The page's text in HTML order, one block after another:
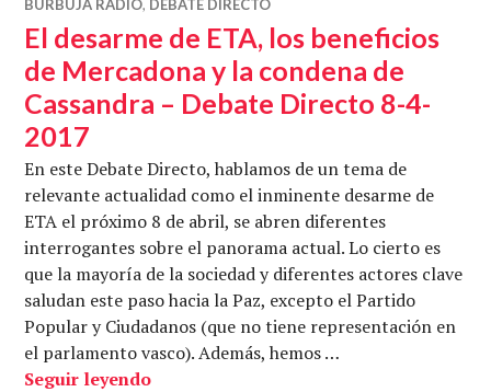
BURBUJA RADIO, DEBATE DIRECTO
El desarme de ETA, los beneficios
de Mercadona y la condena de
Cassandra – Debate Directo 8-4-
2017
En este Debate Directo, hablamos de un tema de
relevante actualidad como el inminente desarme de
ETA el próximo 8 de abril, se abren diferentes
interrogantes sobre el panorama actual. Lo cierto es
que la mayoría de la sociedad y diferentes actores clave
saludan este paso hacia la Paz, excepto el Partido
Popular y Ciudadanos (que no tiene representación en
el parlamento vasco). Además, hemos …
Seguir leyendoEl desarme de ETA, los beneficios de